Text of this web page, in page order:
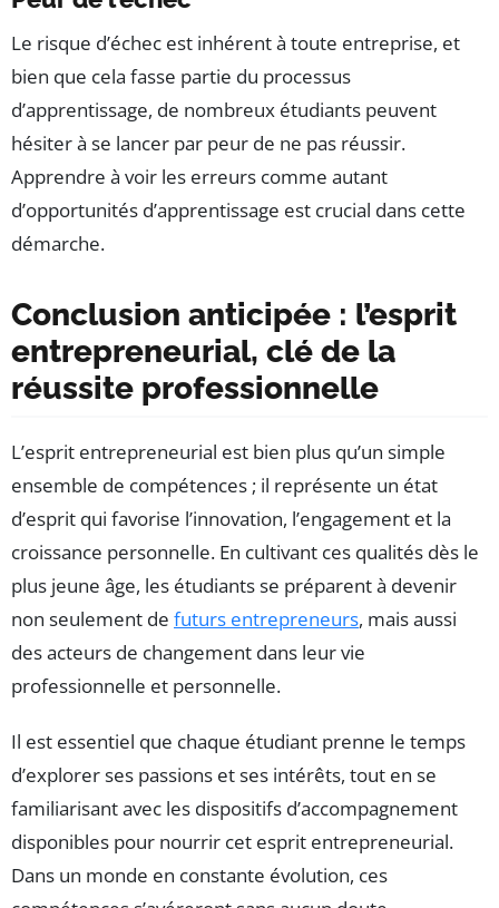
Le risque d’échec est inhérent à toute entreprise, et
bien que cela fasse partie du processus
d’apprentissage, de nombreux étudiants peuvent
hésiter à se lancer par peur de ne pas réussir.
Apprendre à voir les erreurs comme autant
d’opportunités d’apprentissage est crucial dans cette
démarche.
Conclusion anticipée : l’esprit
entrepreneurial, clé de la
réussite professionnelle
L’esprit entrepreneurial est bien plus qu’un simple
ensemble de compétences ; il représente un état
d’esprit qui favorise l’innovation, l’engagement et la
croissance personnelle. En cultivant ces qualités dès le
plus jeune âge, les étudiants se préparent à devenir
non seulement de futurs entrepreneurs, mais aussi
des acteurs de changement dans leur vie
professionnelle et personnelle.
Il est essentiel que chaque étudiant prenne le temps
d’explorer ses passions et ses intérêts, tout en se
familiarisant avec les dispositifs d’accompagnement
disponibles pour nourrir cet esprit entrepreneurial.
Dans un monde en constante évolution, ces